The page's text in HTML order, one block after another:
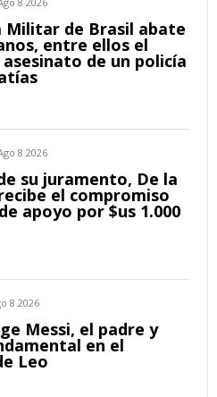
Militar de Brasil abate
entre ellos el
de un policía
8 2026
su juramento, De la
el compromiso
apoyo por $us 1.000
8 2026
Messi, el padre y
en el
Leo